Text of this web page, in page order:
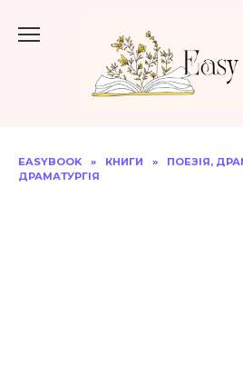
до
EASYBOOK » КНИГИ » ПОЕЗІЯ,
ДРАМАТУРГІЯ